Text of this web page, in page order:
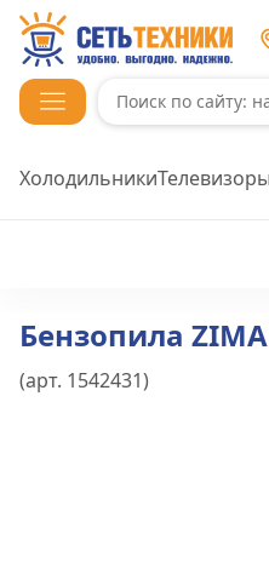
ХолодильникиТелевизоры
Бензопила
(арт. 1542431)